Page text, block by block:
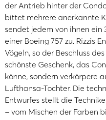
der Antrieb hinter der
bittet mehrere anerkannte
sendet jedem von ihnen ein
einer Boeing 757 zu. Rizzis
Vögeln, so der Beschluss
schönste Geschenk, das
könne, sondern verkörpere
Lufthansa-Tochter. Die
Entwurfes stellt die
– vom Mischen der Farben